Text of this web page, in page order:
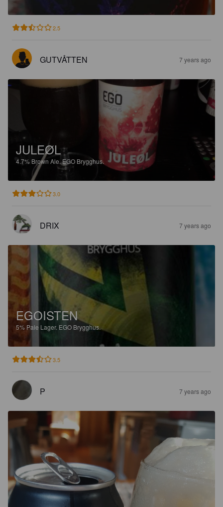
2.5
GUTVÅTTEN 7 years ago
JULEØL
4.7% Brown Ale.EGO Brygghus.
3.0
DRIX 7 years ago
EGOISTEN
5% Pale Lager. EGO Brygghus.
3.5
P 7 years ago